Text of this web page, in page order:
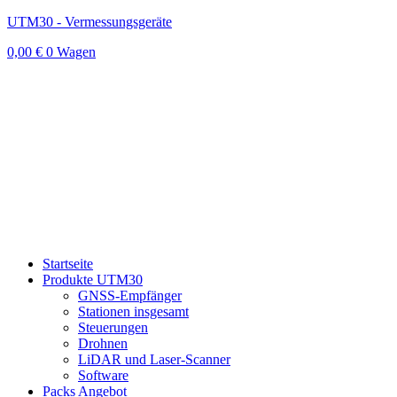
UTM30 - Vermessungsgeräte
0,00 € 0 Wagen
Startseite
Produkte UTM30
GNSS-Empfänger
Stationen insgesamt
Steuerungen
Drohnen
LiDAR und Laser-Scanner
Software
Packs Angebot